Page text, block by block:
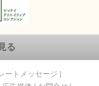
る
ートメッセージ